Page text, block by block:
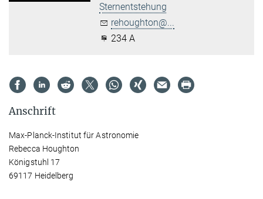
Sternentstehung
rehoughton@...
234 A
Anschrift
Max-Planck-Institut für Astronomie
Rebecca Houghton
Königstuhl 17
69117 Heidelberg